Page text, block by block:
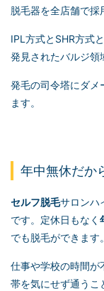
脱毛器を全店舗で採
IPL方式とSHR方式
発見されたバルジ領
発毛の司令塔にダメ
ます。
年中無休だか
セルフ脱毛サロンハ
です。定休日もなく
でも脱毛ができます。
仕事や学校の時間が
帯を気にせず通うこ